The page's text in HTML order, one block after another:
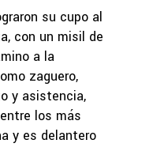
su cupo al
con un misil de
a la
zaguero,
y asistencia,
los más
y es delantero